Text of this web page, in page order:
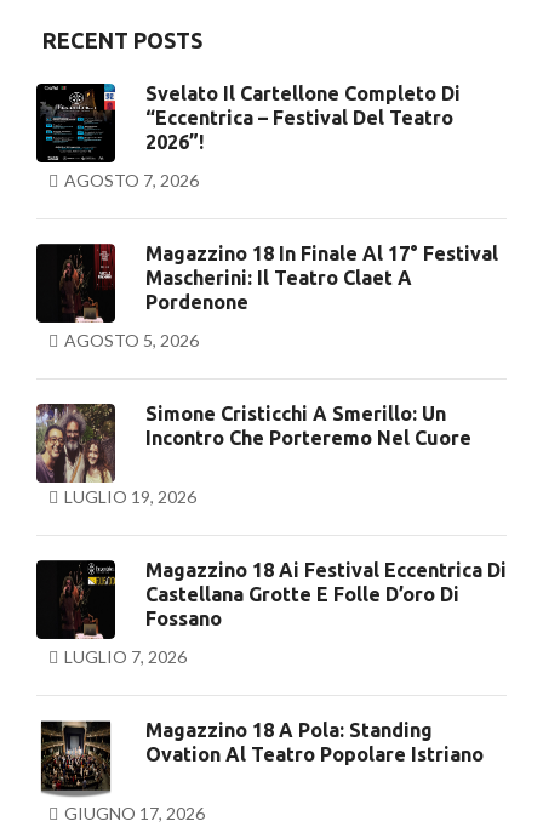
RECENT POSTS
Svelato Il Cartellone Completo Di
“Eccentrica – Festival Del Teatro
2026”!
AGOSTO 7, 2026
Magazzino 18 In Finale Al 17° Festival
Mascherini: Il Teatro Claet A
Pordenone
AGOSTO 5, 2026
Simone Cristicchi A Smerillo: Un
Incontro Che Porteremo Nel Cuore
LUGLIO 19, 2026
Magazzino 18 Ai Festival Eccentrica Di
Castellana Grotte E Folle D’oro Di
Fossano
LUGLIO 7, 2026
Magazzino 18 A Pola: Standing
Ovation Al Teatro Popolare Istriano
GIUGNO 17, 2026